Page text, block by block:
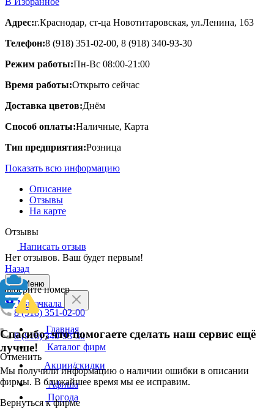
Адрес:г.Краснодар, ст-ца Новотитаровская, ул.Ленина, 163
Телефон:8 (918) 351-02-00, 8 (918) 340-93-30
Режим работы:Пн-Вс 08:00-21:00
Время работы:Открыто сейчас
Доставка цветов:Днём
Способ оплаты:Наличные, Карта
Тип предприятия:Розница
Показать всю информацию
Описание
Отзывы
На карте
Отзывы
Написать отзыв
Нет отзывов. Ваш будет первым!
Назад
Выберите номер
8 (918) 351-02-00
8 (918) 340-93-30
Отменить
Спасибо, что помогаете сделать наш сервис ещё
лучше!
Мы получили информацию о наличии ошибки в описании
фирмы. В ближайшее время мы ее исправим.
Вернуться к фирме
Меню
Махачкала
Главная
Каталог фирм
Акции/скидки
Афиша
Погода